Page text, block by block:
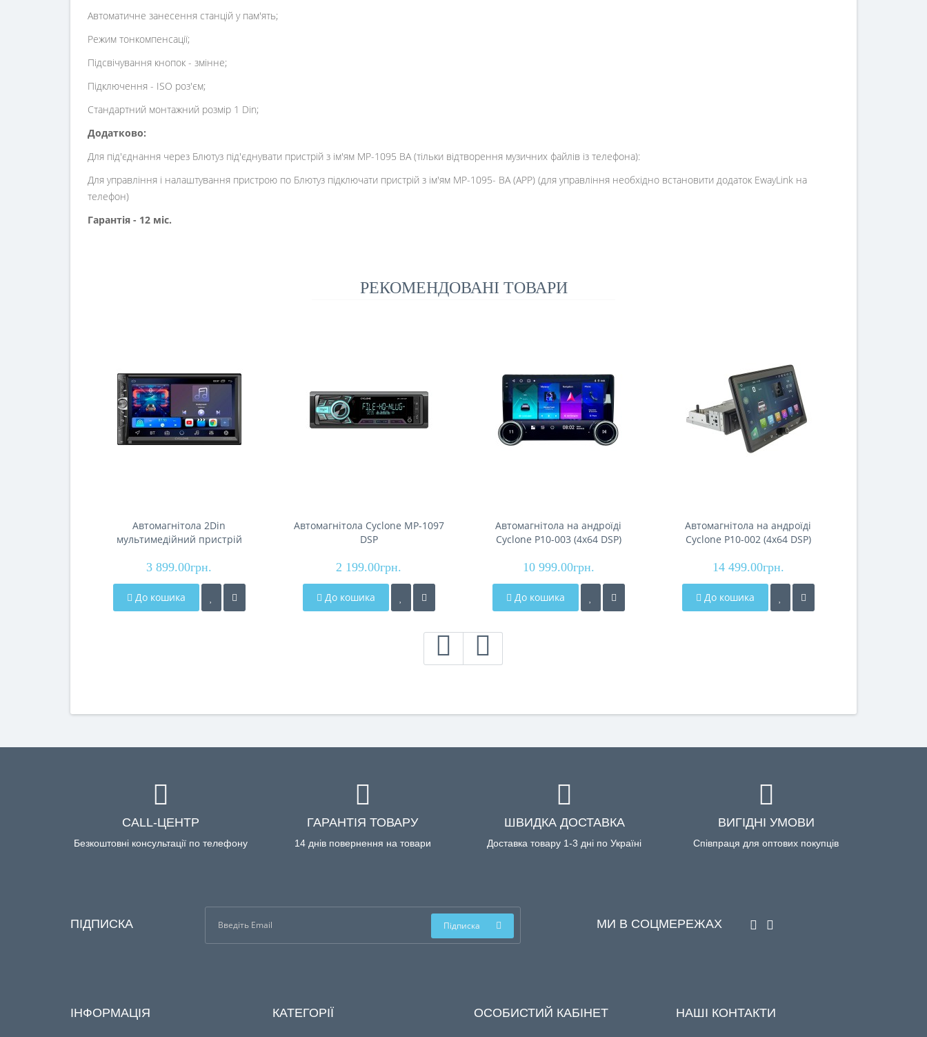
Автоматичне занесення станцій у пам'ять;
Режим тонкомпенсації;
Підсвічування кнопок - змінне;
Підключення - ISO роз'єм;
Стандартний монтажний розмір 1 Din;
Додатково:
Для під'єднання через Блютуз під'єднувати пристрій з ім'ям MP-1095 BA (тільки відтворення музичних файлів із телефона):
Для управління і налаштування пристрою по Блютуз підключати пристрій з ім'ям MP-1095- BA (APP) (для управління необхідно встановити додаток EwayLink на
телефон)
Гарантія - 12 міс.
РЕКОМЕНДОВАНІ ТОВАРИ
Автомагнітола 2Din
мультимедійний пристрій
3 899.00грн.
До кошика
Автомагнітола Cyclone MP-1097
DSP
2 199.00грн.
До кошика
Автомагнітола на андроїді
Cyclone P10-003 (4x64 DSP)
10 999.00грн.
До кошика
Автомагнітола на андроїді
Cyclone P10-002 (4x64 DSP)
14 499.00грн.
До кошика
CALL-ЦЕНТР
Безкоштовні консультації по телефону
ГАРАНТІЯ ТОВАРУ
14 днів повернення на товари
ШВИДКА ДОСТАВКА
Доставка товару 1-3 дні по Україні
ВИГІДНІ УМОВИ
Співпраця для оптових покупців
ПІДПИСКА Підписка МИ В СОЦМЕРЕЖАХ
ІНФОРМАЦІЯ КАТЕГОРІЇ ОСОБИСТИЙ КАБІНЕТ НАШІ КОНТАКТИ